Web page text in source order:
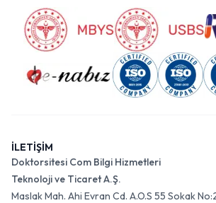
İLETİŞİM
Doktorsitesi Com Bilgi Hizmetleri
Teknoloji ve Ticaret A.Ş.
Maslak Mah. Ahi Evran Cd. A.O.S 55 Sokak